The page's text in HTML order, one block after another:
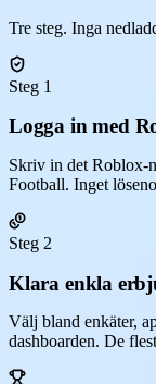
Tre steg. Inga
Steg 1
Logga in med
Skriv in det Roblox-
Football. Inget
Steg 2
Klara enkla
Välj bland enkäter,
dashboarden. De